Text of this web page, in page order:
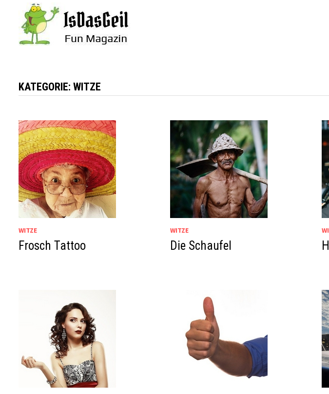
springen
KATEGORIE:WITZE
WITZE
Frosch Tattoo
WITZE
Die Schaufel